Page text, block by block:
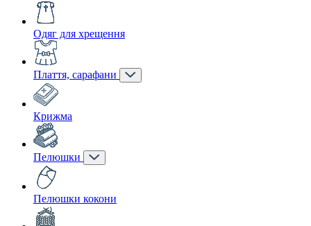
Одяг для хрещення
Плаття, сарафани
Крижма
Пелюшки
Пелюшки кокони